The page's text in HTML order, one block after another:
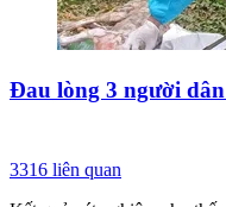
Đau lòng 3 người
3316 liên quan